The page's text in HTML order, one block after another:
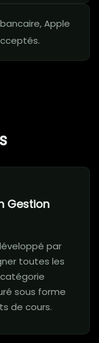
Apple
Gestion
par
toutes les
sous forme
de cours.